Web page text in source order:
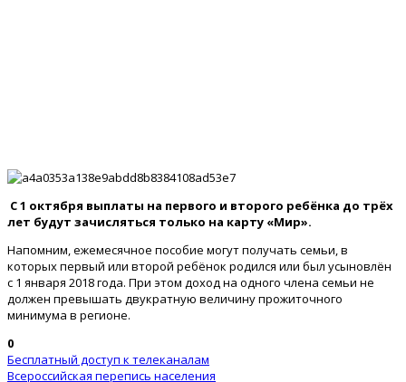
С 1 октября выплаты на первого и второго ребёнка до трёх
лет будут зачисляться только на карту «Мир».
Напомним, ежемесячное пособие могут получать семьи, в
которых первый или второй ребёнок родился или был усыновлён
с 1 января 2018 года. При этом доход на одного члена семьи не
должен превышать двукратную величину прожиточного
минимума в регионе.
0
Бесплатный доступ к телеканалам
Всероссийская перепись населения